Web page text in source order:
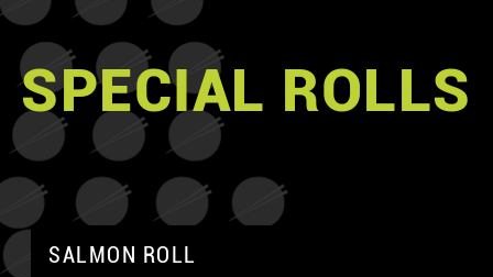
SPECIAL ROLLS
SALMON ROLL